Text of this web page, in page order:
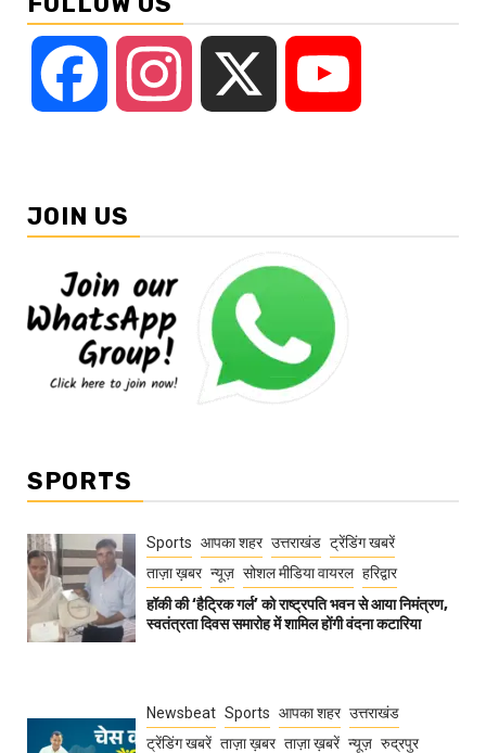
Facebook Instagram
JOIN US
SPORTS
Sports आपका शहर उत्तराखंड ट्रेंडिंग खबरें
ताज़ा ख़बर न्यूज़ सोशल मीडिया वायरल हरिद्वार
हॉकी की ‘हैट्रिक गर्ल’ को राष्ट्रपति भवन से आया निमंत्रण,
स्वतंत्रता दिवस समारोह में शामिल होंगी वंदना कटारिया
Newsbeat Sports आपका शहर उत्तराखंड
ट्रेंडिंग खबरें ताज़ा ख़बर ताज़ा ख़बरें न्यूज़ रुद्रपुर